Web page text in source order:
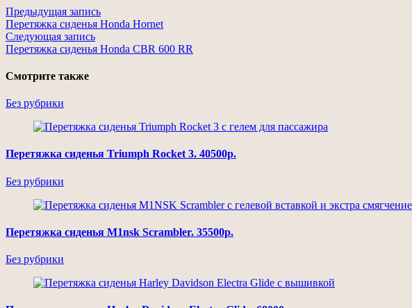
Предыдущая запись
Перетяжка сиденья Honda Hornet
Следующая запись
Перетяжка сиденья Honda CBR 600 RR
Смотрите также
Без рубрики
Перетяжка сиденья Triumph Rocket 3. 40500р.
Без рубрики
Перетяжка сиденья M1nsk Scrambler. 35500р.
Без рубрики